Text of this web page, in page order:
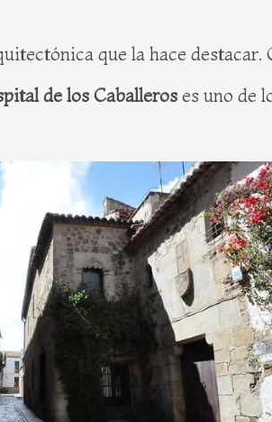
que la hace
de los Caballeros es uno de